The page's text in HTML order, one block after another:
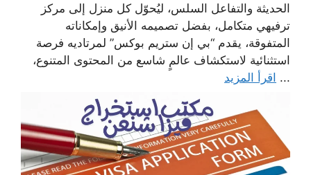
الحديثة والتفاعل السلس، ليُحوّل كل منزل إلى مركز
ترفيهي متكامل، بفضل تصميمه الأنيق وإمكاناته
المتفوقة، يقدم “بي إن ستريم بوكس” لمرتاديه فرصة
استثنائية لاستكشاف عالمٍ شاسع من المحتوى المتنوع،
... اقرأ المزيد